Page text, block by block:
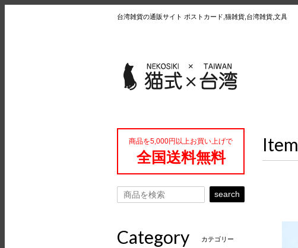
台湾雑貨の通販サイト ポストカード,猫雑貨,台湾雑貨,文具
Item
商品を5,000円以上お買い上げで
全国送料無料
search
Category カテゴリー